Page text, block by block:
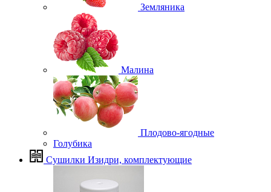
Земляника
Малина
Плодово-ягодные
Голубика
Сушилки Изидри, комплектующие